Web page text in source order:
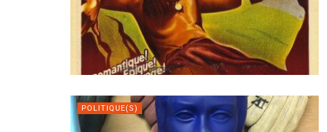
POLITIQUE(S)